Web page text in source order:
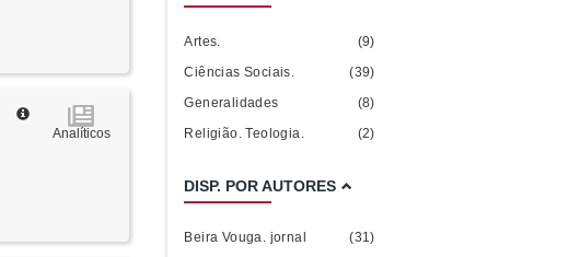
Analíticos
Artes.
(9)
Ciências Sociais.
(39)
Generalidades
(8)
Religião. Teologia.
(2)
DISP. POR AUTORES
Beira Vouga. jornal
(31)